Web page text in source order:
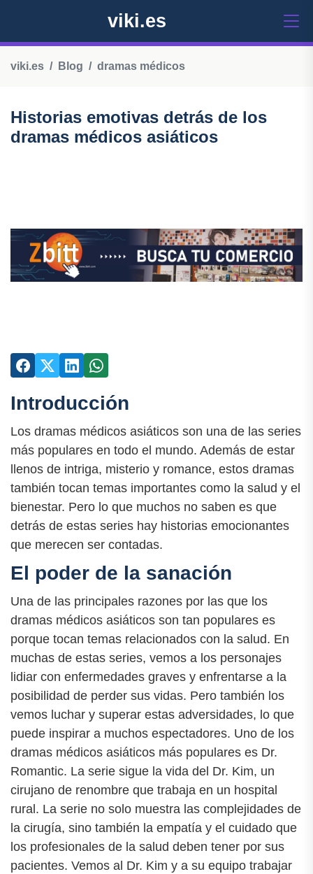
viki.es
viki.es Blog dramas médicos
Historias emotivas detrás de los
dramas médicos asiáticos
Introducción
Los dramas médicos asiáticos son una de las series
más populares en todo el mundo. Además de estar
llenos de intriga, misterio y romance, estos dramas
también tocan temas importantes como la salud y el
bienestar. Pero lo que muchos no saben es que
detrás de estas series hay historias emocionantes
que merecen ser contadas.
El poder de la sanación
Una de las principales razones por las que los
dramas médicos asiáticos son tan populares es
porque tocan temas relacionados con la salud. En
muchas de estas series, vemos a los personajes
lidiar con enfermedades graves y enfrentarse a la
posibilidad de perder sus vidas. Pero también los
vemos luchar y superar estas adversidades, lo que
puede inspirar a muchos espectadores. Uno de los
dramas médicos asiáticos más populares es Dr.
Romantic. La serie sigue la vida del Dr. Kim, un
cirujano de renombre que trabaja en un hospital
rural. La serie no solo muestra las complejidades de
la cirugía, sino también la empatía y el cuidado que
los profesionales de la salud deben tener por sus
pacientes. Vemos al Dr. Kim y a su equipo trabajar